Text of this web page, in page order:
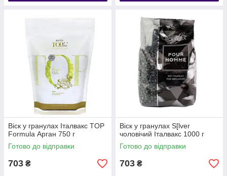
Віск у гранулах Італвакс TOP
Formula Арган 750 г
Готово до відправки
703 ₴
Віск у гранулах S[lver
чоловічий Італвакс 1000 г
Готово до відправки
703 ₴